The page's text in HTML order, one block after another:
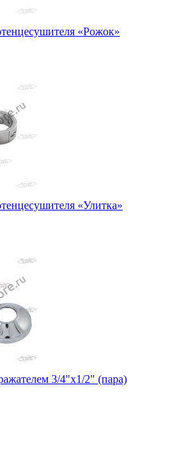
«Рожок»
«Улитка»
3/4"х1/2" (пара)